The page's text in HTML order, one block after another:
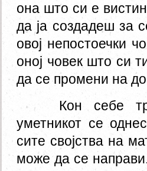
она што си е
да ја создадеш за
овој непостоечки
оној човек што си
да се промени на
Кон себе
уметникот се
сите својства на
може да се